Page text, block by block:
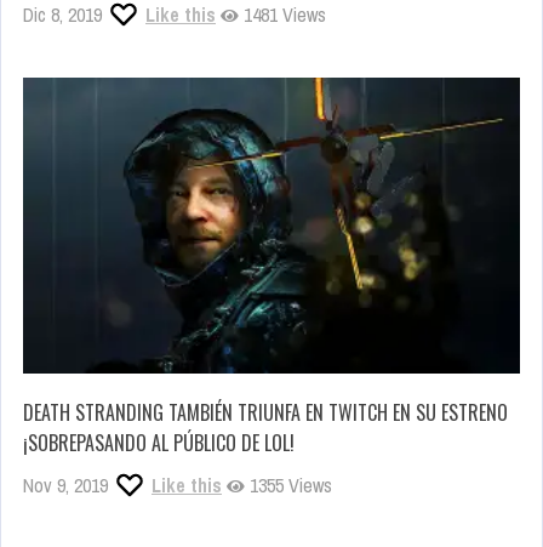
Dic 8, 2019 Like this 1481 Views
DEATH STRANDING TAMBIÉN TRIUNFA EN TWITCH EN SU ESTRENO
¡SOBREPASANDO AL PÚBLICO DE LOL!
Nov 9, 2019 Like this 1355 Views